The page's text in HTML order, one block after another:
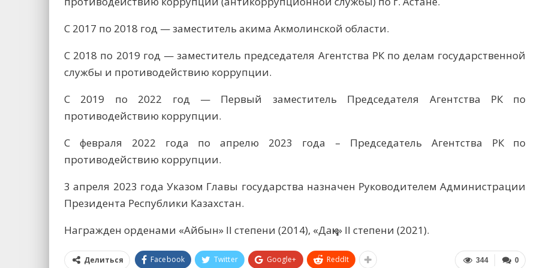
С 2017 по 2018 год — заместитель акима Акмолинской области.
С 2018 по 2019 год — заместитель председателя Агентства РК по делам государственной
службы и противодействию коррупции.
С 2019 по 2022 год — Первый заместитель Председателя Агентства РК по
противодействию коррупции.
С февраля 2022 года по апрелю 2023 года – Председатель Агентства РК по
противодействию коррупции.
3 апреля 2023 года Указом Главы государства назначен Руководителем Администрации
Президента Республики Казахстан.
Награжден орденами «Айбын» ІІ степени (2014), «Даңқ» ІІ степени (2021).
0
344
Делиться Facebook Twitter Google+ ReddIt